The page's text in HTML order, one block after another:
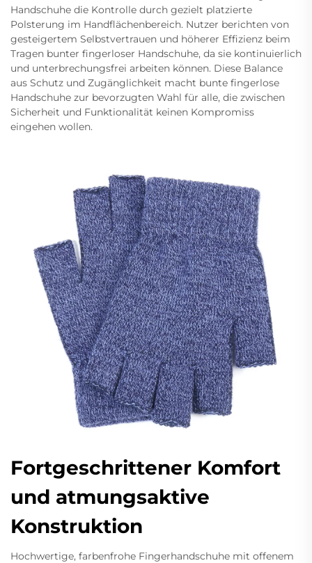
Handschuhe die Kontrolle durch gezielt platzierte
Polsterung im Handflächenbereich. Nutzer berichten von
gesteigertem Selbstvertrauen und höherer Effizienz beim
Tragen bunter fingerloser Handschuhe, da sie kontinuierlich
und unterbrechungsfrei arbeiten können. Diese Balance
aus Schutz und Zugänglichkeit macht bunte fingerlose
Handschuhe zur bevorzugten Wahl für alle, die zwischen
Sicherheit und Funktionalität keinen Kompromiss
eingehen wollen.
Fortgeschrittener Komfort
und atmungsaktive
Konstruktion
Hochwertige, farbenfrohe Fingerhandschuhe mit offenem